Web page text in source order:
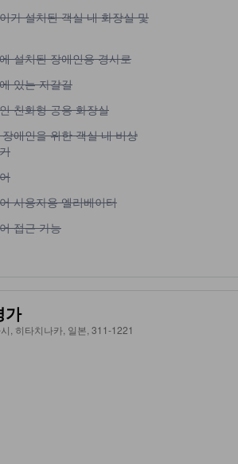
가 설치된 객실 내 화장실 및 욕조 이용 불가
가 설치된 객실 내 화장실 및
설치된 장애인용 경사로 이용 불가
설치된 장애인용 경사로
있는 자갈길 이용 불가
있는 자갈길
친화형 공용 화장실 이용 불가
친화형 공용 화장실
애인을 위한 객실 내 비상 경보기 이용 불가
애인을 위한 객실 내 비상
이용 불가
사용자용 엘리베이터 이용 불가
사용자용 엘리베이터
접근 가능 이용 불가
접근 가능
가
, 히타치나카, 일본, 311-1221